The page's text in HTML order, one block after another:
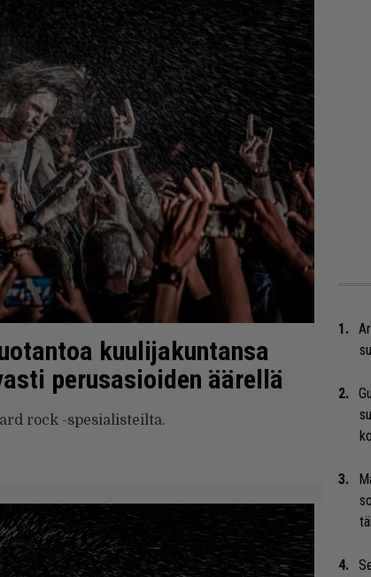
kuulijakuntansa
perusasioiden äärellä
rock -spesialisteilta.